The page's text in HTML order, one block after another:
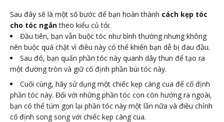
Sau đây sẽ là một số bước để bạn hoàn thành cách kẹp tóc
cho tóc ngắntheo kiểu củ tỏi:
Đầu tiên, bạn vẫn buộc tóc như bình thường nhưng không
nên buộc quá chặt vì điều này có thể khiến bạn dễ bị đau đầu.
Sau đó, bạn quấn phần tóc này quanh dây thun để tạo ra
một đường tròn và giữ cố định phần búi tóc này.
Cuối cùng, hãy sử dụng một chiếc kẹp càng cua để cố định
phần tóc này. Đối với những phần tóc con còn hướng ra ngoài,
bạn có thể túm gọn lại phần tóc này một lần nữa và điều chỉnh
cố định song song với chiếc kẹp càng cua.